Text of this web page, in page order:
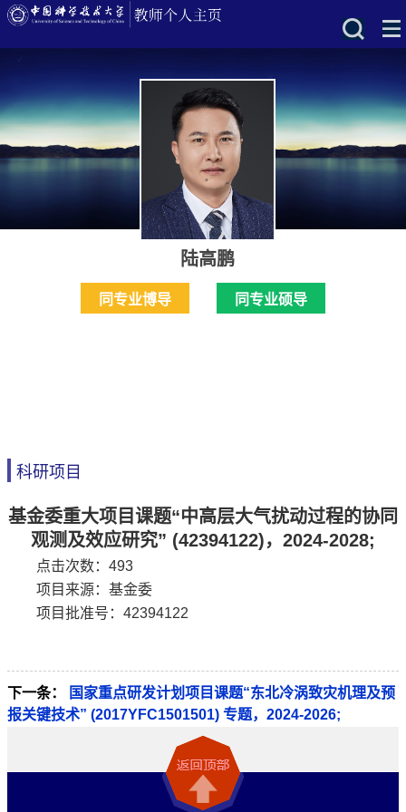
陆高鹏
同专业博导 同专业硕导
科研项目
基金委重大项目课题“中高层大气扰动过程的协同
观测及效应研究” (42394122)，2024-2028;
点击次数： 493
项目来源：基金委
项目批准号：42394122
下一条：
国家重点研发计划项目课题“东北冷涡致灾机理及预
报关键技术” (2017YFC1501501) 专题，2024-2026;